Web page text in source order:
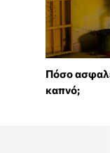
Πόσο
καπνό;